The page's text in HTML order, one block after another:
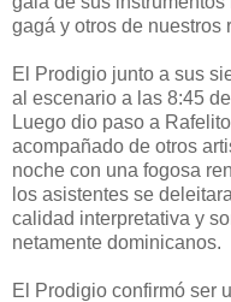
gagá y otros de nuestros
El Prodigio junto a sus
al escenario a las 8:45
Luego dio paso a
acompañado de otros
noche con una fogosa
los asistentes se
calidad interpretativa y
netamente dominicanos.
El Prodigio confirmó ser